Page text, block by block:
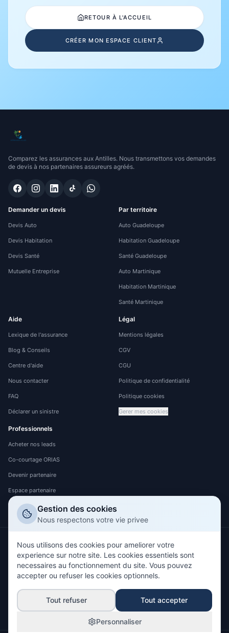
RETOUR À L'ACCUEIL
CRÉER MON ESPACE CLIENT
Comparez les assurances aux Antilles. Nous transmettons vos demandes
de devis à nos partenaires assureurs agréés.
Demander un devis
Devis Auto
Devis Habitation
Devis Santé
Mutuelle Entreprise
Par territoire
Auto Guadeloupe
Habitation Guadeloupe
Santé Guadeloupe
Auto Martinique
Habitation Martinique
Santé Martinique
Aide
Lexique de l'assurance
Blog & Conseils
Centre d'aide
Nous contacter
FAQ
Déclarer un sinistre
Légal
Mentions légales
CGV
CGU
Politique de confidentialité
Politique cookies
Gerer mes cookies
Professionnels
Acheter nos leads
Co-courtage ORIAS
Devenir partenaire
Espace partenaire
Espace client
NOS PARTENAIRES ASSUREURS
Gestion des cookies
Nous respectons votre vie privee
Nous utilisons des cookies pour ameliorer votre
experience sur notre site. Les cookies essentiels sont
necessaires au fonctionnement du site. Vous pouvez
accepter ou refuser les cookies optionnels.
Tout refuser Tout accepter
Personnaliser